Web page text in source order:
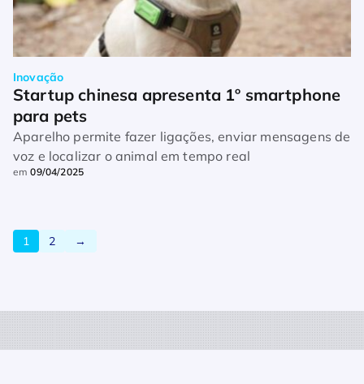
Inovação
Startup chinesa apresenta 1º smartphone
para pets
Aparelho permite fazer ligações, enviar mensagens de
voz e localizar o animal em tempo real
em09/04/2025
1 2 →